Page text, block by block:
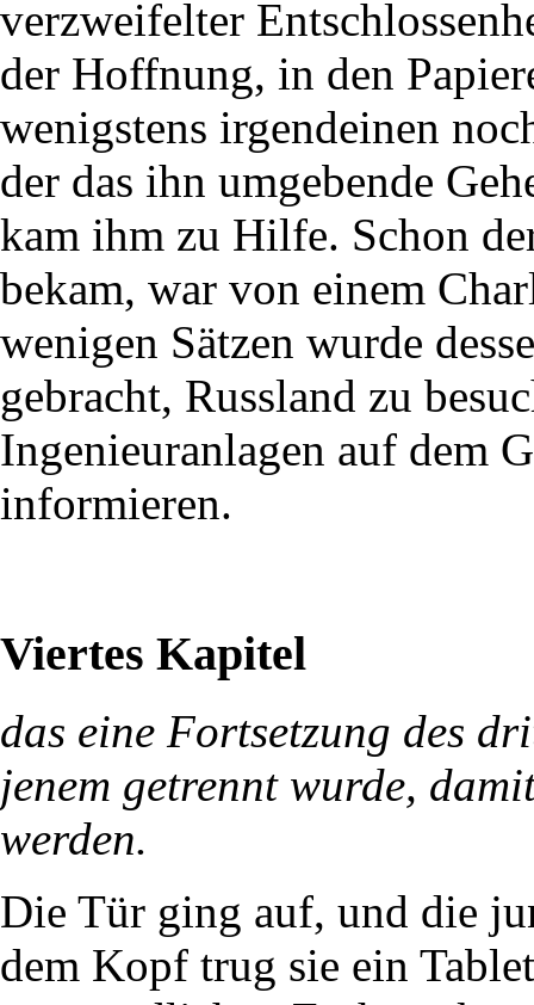
verzweifelter
der Hoffnung, in den
wenigstens irgendeinen
der das ihn umgebende
kam ihm zu Hilfe. Schon
bekam, war von einem
wenigen Sätzen wurde
gebracht, Russland zu
Ingenieuranlagen auf dem
informieren.
Viertes Kapitel
das eine Fortsetzung des
jenem getrennt wurde,
werden.
Die Tür ging auf, und die
dem Kopf trug sie ein